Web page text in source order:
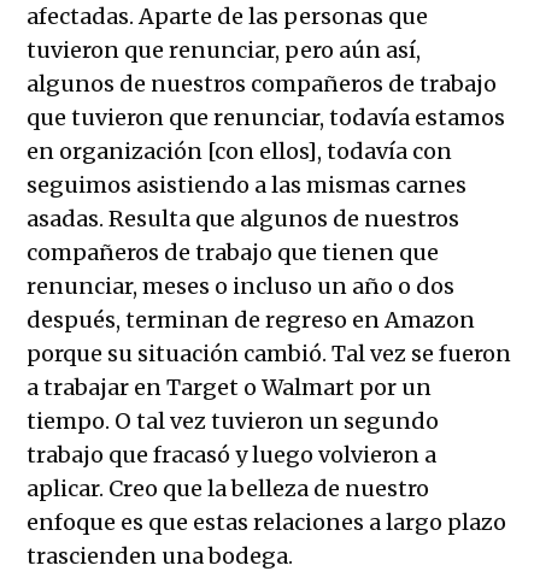
afectadas. Aparte de las personas que
tuvieron que renunciar, pero aún así,
algunos de nuestros compañeros de trabajo
que tuvieron que renunciar, todavía estamos
en organización [con ellos], todavía con
seguimos asistiendo a las mismas carnes
asadas. Resulta que algunos de nuestros
compañeros de trabajo que tienen que
renunciar, meses o incluso un año o dos
después, terminan de regreso en Amazon
porque su situación cambió. Tal vez se fueron
a trabajar en Target o Walmart por un
tiempo. O tal vez tuvieron un segundo
trabajo que fracasó y luego volvieron a
aplicar. Creo que la belleza de nuestro
enfoque es que estas relaciones a largo plazo
trascienden una bodega.